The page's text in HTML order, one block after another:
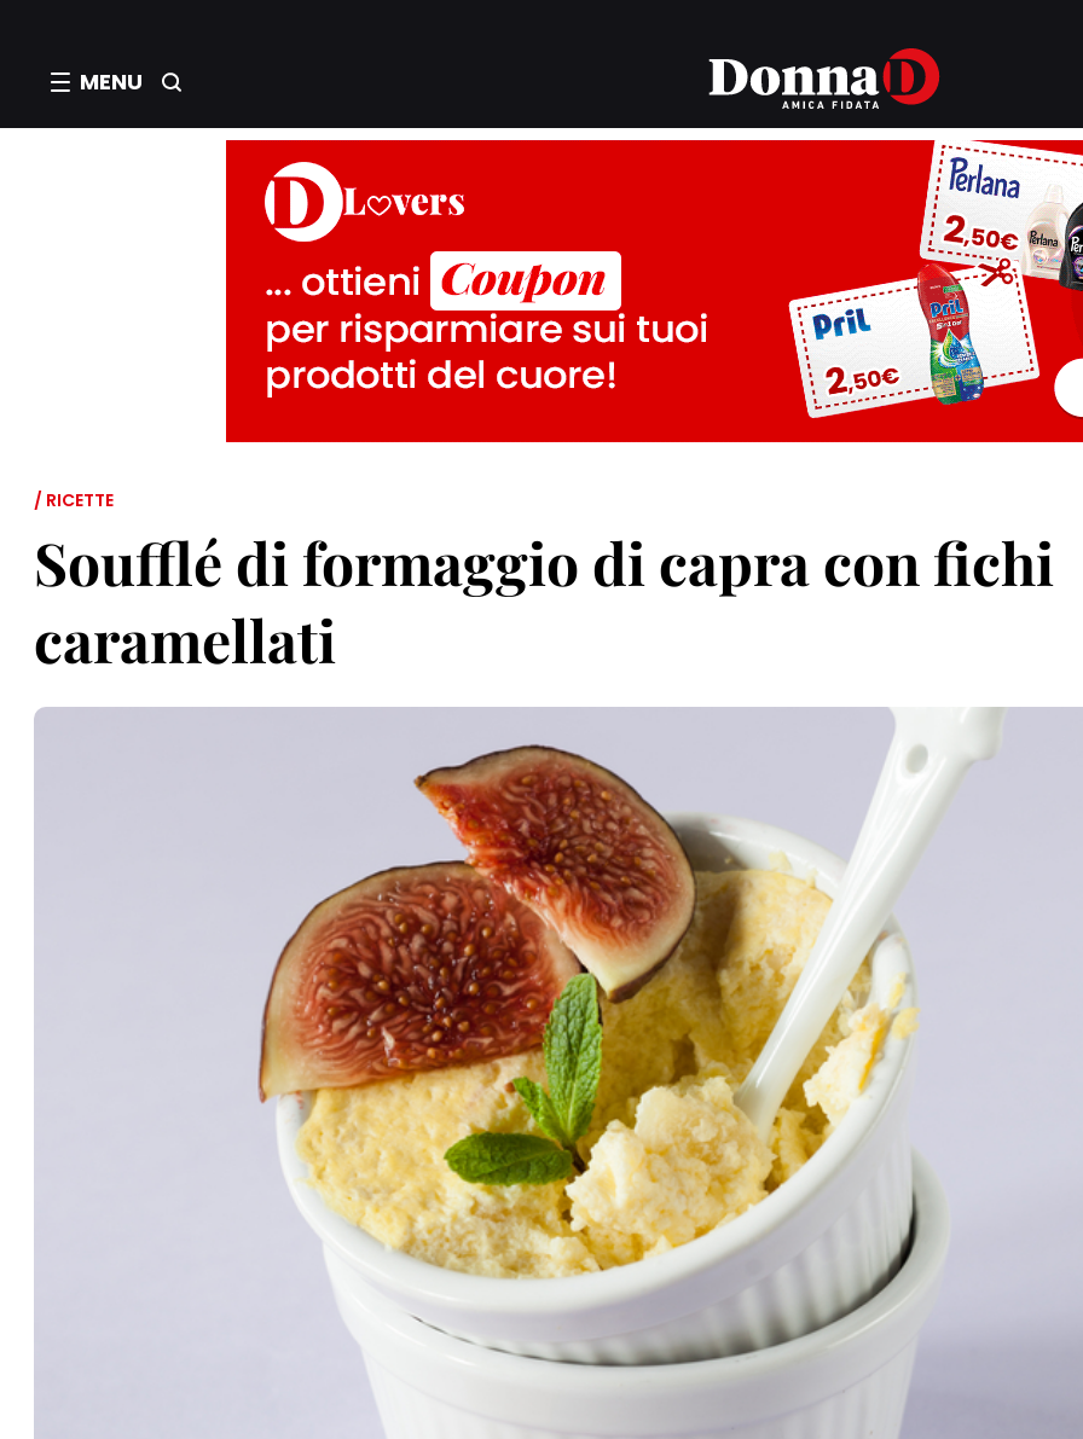
MENU
/ RICETTE
Soufflé di formaggio di capra con fichi
caramellati